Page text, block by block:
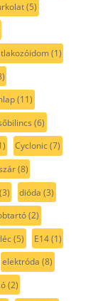
(5)
(1)
(11)
(6)
Cyclonic(7)
(8)
dióda (3)
(2)
(5) E14(1)
elektróda (8)
(2)